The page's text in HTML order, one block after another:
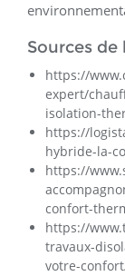
Sources de
https://
expert/
isolation-
https://
hybride-la-
https://
confort-
https://
travaux-
votre-